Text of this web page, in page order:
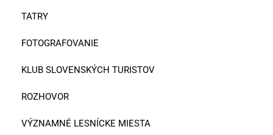
TATRY
FOTOGRAFOVANIE
KLUB SLOVENSKÝCH TURISTOV
ROZHOVOR
VÝZNAMNÉ LESNÍCKE MIESTA